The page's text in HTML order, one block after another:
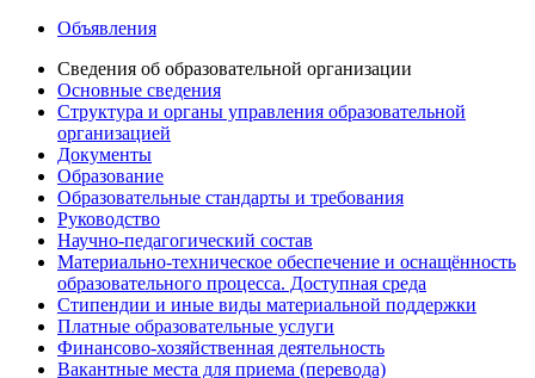
Объявления
Сведения об образовательной организации
Основные сведения
Структура и органы управления образовательной
организацией
Документы
Образование
Образовательные стандарты и требования
Руководство
Научно-педагогический состав
Материально-техническое обеспечение и оснащённость
образовательного процесса. Доступная среда
Стипендии и иные виды материальной поддержки
Платные образовательные услуги
Финансово-хозяйственная деятельность
Вакантные места для приема (перевода)